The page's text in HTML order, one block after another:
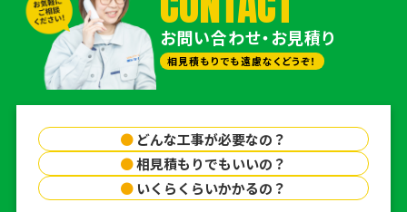
お問い合わせ・お見積り
相見積もりでも遠慮なくどうぞ！
● どんな工事が必要なの？
●相見積もりでもいいの？
● いくらくらいかかるの？